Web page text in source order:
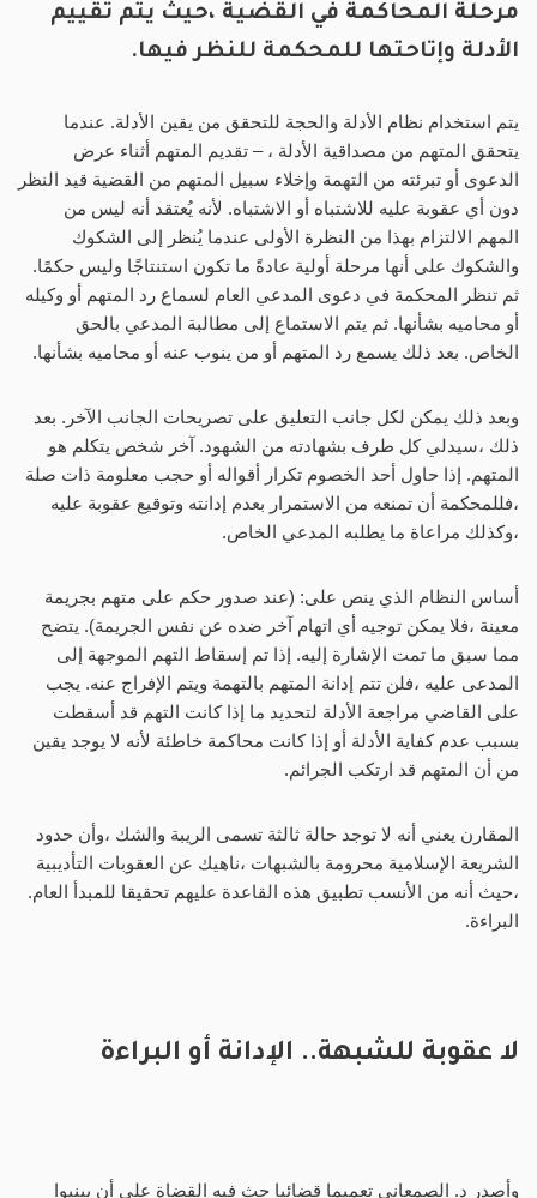
مرحلة المحاكمة في القضية ،حيث يتم تقييم
الأدلة وإتاحتها للمحكمة للنظر فيها.
يتم استخدام نظام الأدلة والحجة للتحقق من يقين الأدلة. عندما
يتحقق المتهم من مصداقية الأدلة ، – تقديم المتهم أثناء عرض
الدعوى أو تبرئته من التهمة وإخلاء سبيل المتهم من القضية قيد النظر
دون أي عقوبة عليه للاشتباه أو الاشتباه. لأنه يُعتقد أنه ليس من
المهم الالتزام بهذا من النظرة الأولى عندما يُنظر إلى الشكوك
والشكوك على أنها مرحلة أولية عادةً ما تكون استنتاجًا وليس حكمًا.
ثم تنظر المحكمة في دعوى المدعي العام لسماع رد المتهم أو وكيله
أو محاميه بشأنها. ثم يتم الاستماع إلى مطالبة المدعي بالحق
الخاص. بعد ذلك يسمع رد المتهم أو من ينوب عنه أو محاميه بشأنها.
وبعد ذلك يمكن لكل جانب التعليق على تصريحات الجانب الآخر. بعد
ذلك ،سيدلي كل طرف بشهادته من الشهود. آخر شخص يتكلم هو
المتهم. إذا حاول أحد الخصوم تكرار أقواله أو حجب معلومة ذات صلة
،فللمحكمة أن تمنعه ​​من الاستمرار بعدم إدانته وتوقيع عقوبة عليه
،وكذلك مراعاة ما يطلبه المدعي الخاص.
أساس النظام الذي ينص على: (عند صدور حكم على متهم بجريمة
معينة ،فلا يمكن توجيه أي اتهام آخر ضده عن نفس الجريمة). يتضح
مما سبق ما تمت الإشارة إليه. إذا تم إسقاط التهم الموجهة إلى
المدعى عليه ،فلن تتم إدانة المتهم بالتهمة ويتم الإفراج عنه. يجب
على القاضي مراجعة الأدلة لتحديد ما إذا كانت التهم قد أسقطت
بسبب عدم كفاية الأدلة أو إذا كانت محاكمة خاطئة لأنه لا يوجد يقين
من أن المتهم قد ارتكب الجرائم.
المقارن يعني أنه لا توجد حالة ثالثة تسمى الريبة والشك ،وأن حدود
الشريعة الإسلامية محرومة بالشبهات ،ناهيك عن العقوبات التأديبية
،حيث أنه من الأنسب تطبيق هذه القاعدة عليهم تحقيقا للمبدأ العام.
البراءة.
لا عقوبة للشبهة.. الإدانة أو البراءة
وأصدر د. الصمعاني تعميما قضائيا حث فيه القضاة على أن يبنيوا